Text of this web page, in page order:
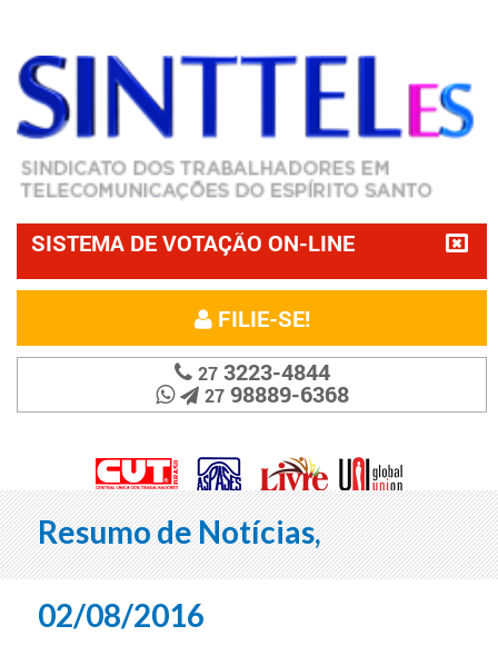
SISTEMA DE VOTAÇÃO ON-LINE
FILIE-SE!
273223-4844
2798889-6368
Resumo de Notícias,
02/08/2016